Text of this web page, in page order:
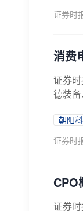
证券时
消费
证券
德装
朝阳
证券时
CPO
证券